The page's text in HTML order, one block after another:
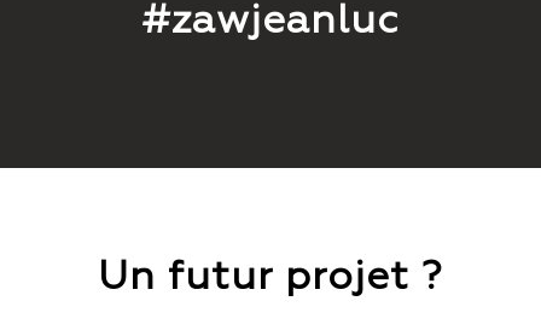
#zawjeanluc
Un futur projet ?